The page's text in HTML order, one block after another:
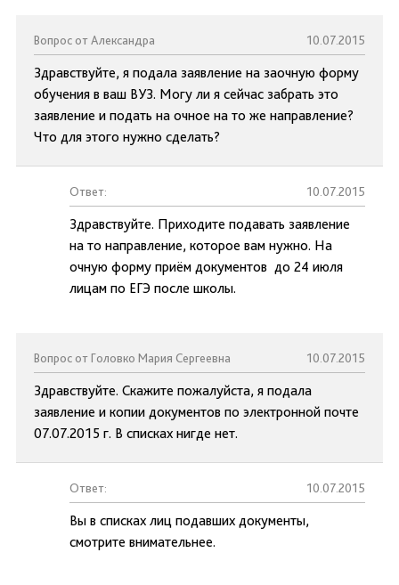
Вопрос от Александра 10.07.2015
Здравствуйте, я подала заявление на заочную форму
обучения в ваш ВУЗ. Могу ли я сейчас забрать это
заявление и подать на очное на то же направление?
Что для этого нужно сделать?
Ответ: 10.07.2015
Здравствуйте. Приходите подавать заявление
на то направление, которое вам нужно. На
очную форму приём документов до 24 июля
лицам по ЕГЭ после школы.
Вопрос от Головко Мария Сергеевна 10.07.2015
Здравствуйте. Скажите пожалуйста, я подала
заявление и копии документов по электронной почте
07.07.2015 г. В списках нигде нет.
Ответ: 10.07.2015
Вы в списках лиц подавших документы,
смотрите внимательнее.